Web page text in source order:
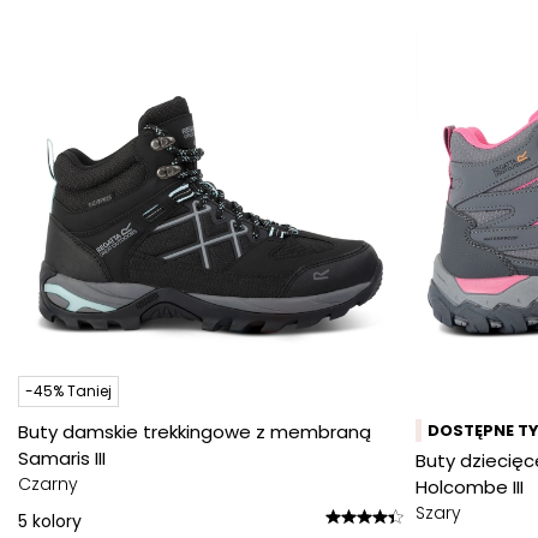
-45% Taniej
Buty damskie trekkingowe z membraną
Samaris III
Czarny
5 kolory
DOSTĘPNE
Buty
Holcombe III
Szary